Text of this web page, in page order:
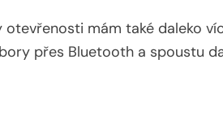
otevřenosti mám také daleko
přes Bluetooth a spoustu